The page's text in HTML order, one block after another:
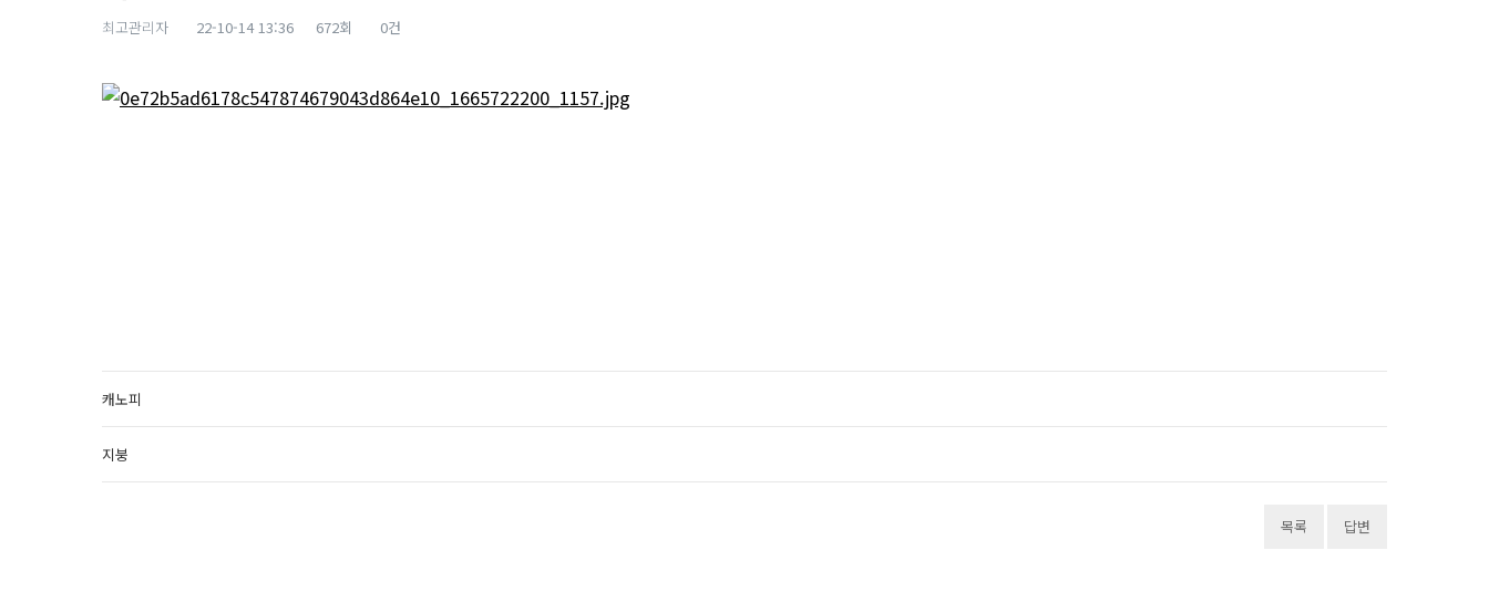
최고관리자 22-10-14 13:36 672회 0건
본문
캐노피
지붕
목록 답변